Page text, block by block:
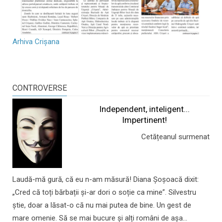
Arhiva Crișana
CONTROVERSE
Independent, inteligent...
Impertinent!
Cetățeanul surmenat
Laudă-mă gură, că eu n-am măsură! Diana Șoșoacă dixit:
„Cred că toți bărbații și-ar dori o soție ca mine”. Silvestru
știe, doar a lăsat-o că nu mai putea de bine. Un gest de
mare omenie. Să se mai bucure și alți români de așa...